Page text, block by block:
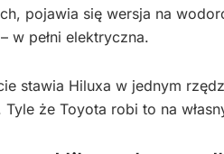
pojawia się wersja na
w pełni elektryczna.
stawia Hiluxa w jednym
że Toyota robi to na